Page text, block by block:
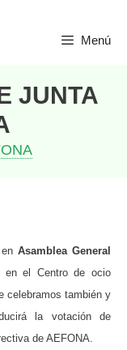
Menú
JUNTA
Asamblea General
en el Centro de ocio
celebramos también y
la votación de
de AEFONA.